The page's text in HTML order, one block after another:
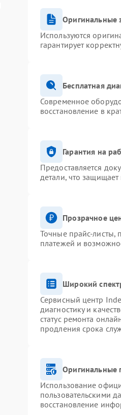
Оригинальные
Используются
гарантирует
Бесплатная
Современное
восстановление в
Гарантия на
Предоставляется
детали, что
Прозрачное
Точные прайс-листы,
платежей и
Широкий
Сервисный центр
диагностику и
статус ремонта
продления срока
Оригинальные
Использование
пользовательскими
восстановление